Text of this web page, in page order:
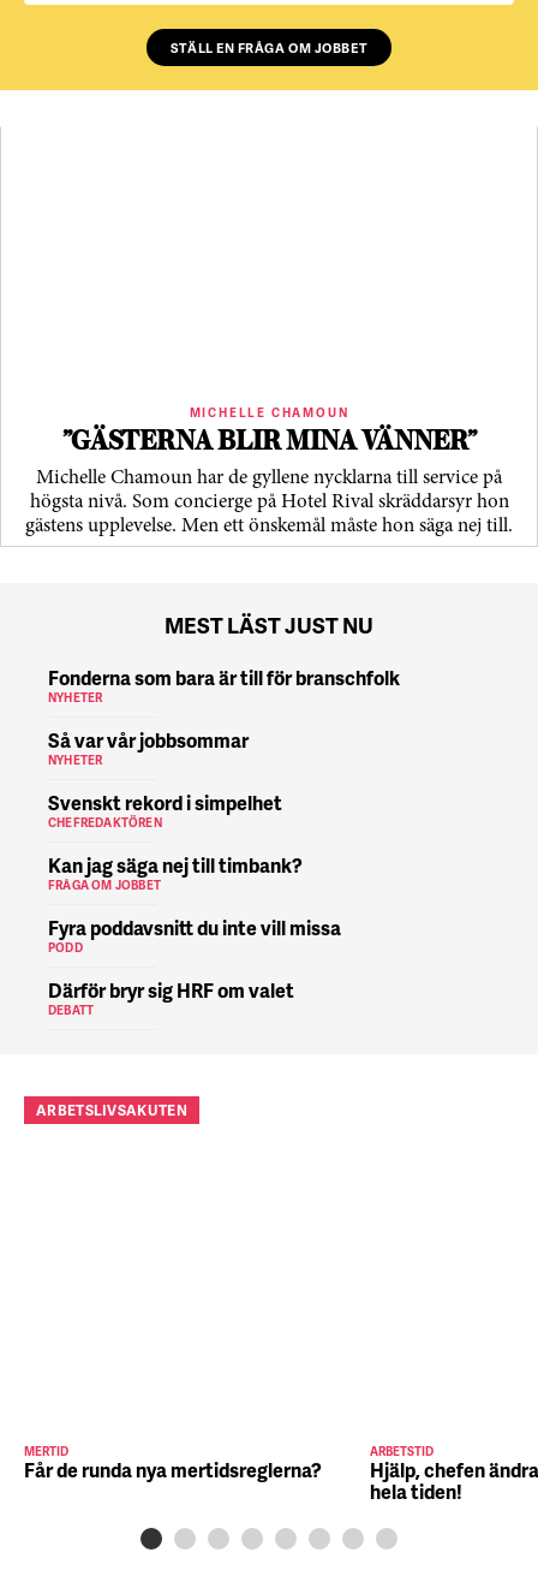
STÄLL EN FRÅGA OM JOBBET
MICHELLE CHAMOUN
”GÄSTERNA BLIR MINA VÄNNER”
Michelle Chamoun har de gyllene nycklarna till service på
högsta nivå. Som concierge på Hotel Rival skräddarsyr hon
gästens upp­levelse. Men ett önskemål måste hon säga nej till.
MEST LÄST JUST NU
Fonderna som bara är till för branschfolk
NYHETER
Så var vår jobbsommar
NYHETER
Svenskt rekord i simpelhet
CHEFREDAKTÖREN
Kan jag säga nej till timbank?
FRÅGA OM JOBBET
Fyra poddavsnitt du inte vill missa
PODD
Därför bryr sig HRF om valet
DEBATT
ARBETSLIVSAKUTEN
MERTID
Får de runda nya mertidsreglerna?
ARBETSTID
Hjälp, chefen
hela tiden!